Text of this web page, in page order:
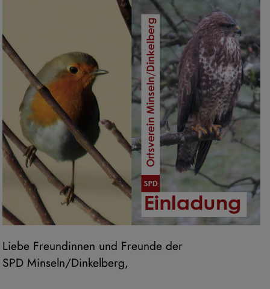
Liebe Freundinnen und Freunde der
SPD Minseln/Dinkelberg,